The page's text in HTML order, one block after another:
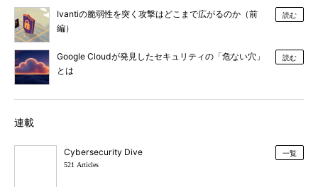
Ivantiの脆弱性を突く攻撃はどこまで広がるのか（前
編）
読む
Google Cloudが発見したセキュリティの「危ない穴」
とは
読む
連載
Cybersecurity Dive
521 Articles
一覧